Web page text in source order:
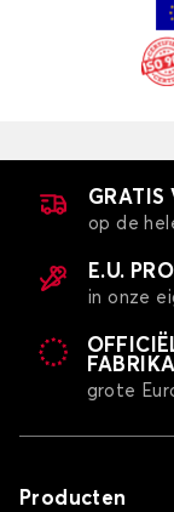
GRATIS
op de
E.U.
in onze
grote
Producten